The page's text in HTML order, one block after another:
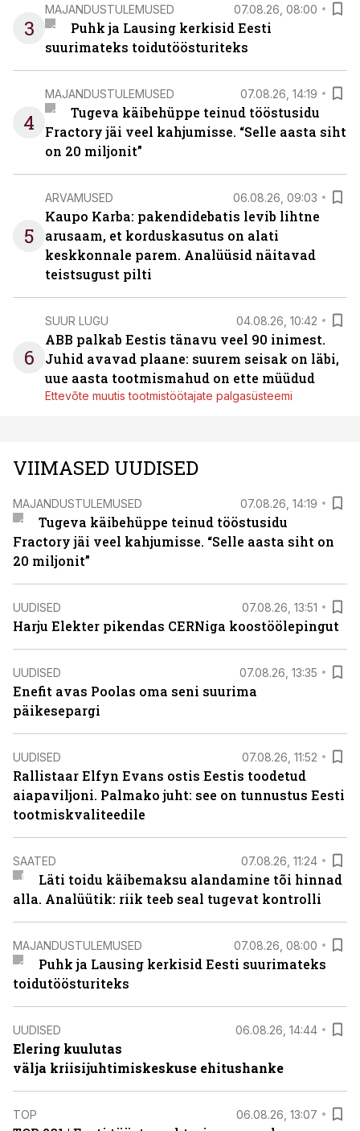
3
MAJANDUSTULEMUSED 07.08.26, 08:00
Puhk ja Lausing kerkisid Eesti
suurimateks toidutöösturiteks
4
MAJANDUSTULEMUSED 07.08.26, 14:19
Tugeva käibehüppe teinud tööstusidu
Fractory jäi veel kahjumisse. “Selle aasta siht
on 20 miljonit”
5
ARVAMUSED 06.08.26, 09:03
Kaupo Karba: pakendidebatis levib lihtne
arusaam, et korduskasutus on alati
keskkonnale parem. Analüüsid näitavad
teistsugust pilti
6
SUUR LUGU 04.08.26, 10:42
ABB palkab Eestis tänavu veel 90 inimest.
Juhid avavad plaane: suurem seisak on läbi,
uue aasta tootmismahud on ette müüdud
Ettevõte muutis tootmistöötajate palgasüsteemi
VIIMASED UUDISED
MAJANDUSTULEMUSED 07.08.26, 14:19
Tugeva käibehüppe teinud tööstusidu
Fractory jäi veel kahjumisse. “Selle aasta siht on
20 miljonit”
UUDISED 07.08.26, 13:51
Harju Elekter pikendas CERNiga koostöölepingut
UUDISED 07.08.26, 13:35
Enefit avas Poolas oma seni suurima
päikesepargi
UUDISED 07.08.26, 11:52
Rallistaar Elfyn Evans ostis Eestis toodetud
aiapaviljoni. Palmako juht: see on tunnustus Eesti
tootmiskvaliteedile
SAATED 07.08.26, 11:24
Läti toidu käibemaksu alandamine tõi hinnad
alla. Analüütik: riik teeb seal tugevat kontrolli
MAJANDUSTULEMUSED 07.08.26, 08:00
Puhk ja Lausing kerkisid Eesti suurimateks
toidutöösturiteks
UUDISED 06.08.26, 14:44
Elering kuulutas
välja kriisijuhtimiskeskuse ehitushanke
TOP 06.08.26, 13:07